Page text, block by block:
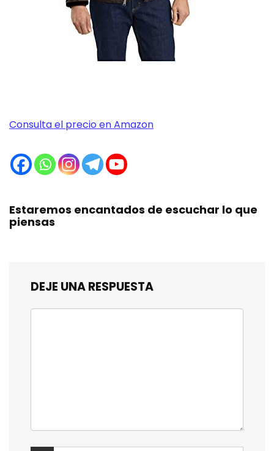
Consulta el precio en Amazon
Estaremos encantados de escuchar lo que
piensas
DEJE UNA RESPUESTA